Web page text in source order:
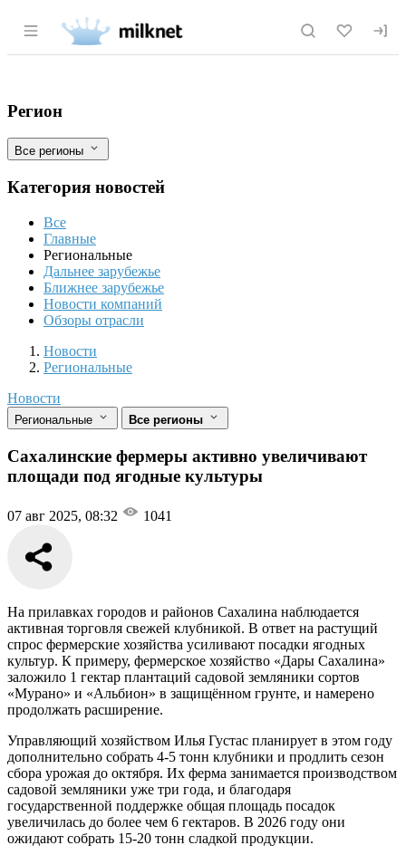
Раздел навигации по сайту milknet.ru
Сахалинские фермеры активно
Фильтры
Регион
Все регионы
Категория новостей
Все
Главные
Региональные
Дальнее зарубежье
Ближнее зарубежье
Новости компаний
Обзоры отрасли
Новости
Разделы
Новости
Региональные
Новости
Региональные Все регионы
Сахалинские фермеры активно увеличивают
площади под ягодные культуры
07 авг 2025, 08:32 1041
На прилавках городов и районов Сахалина наблюдается
активная торговля свежей клубникой. В ответ на растущий
спрос фермерские хозяйства усиливают посадки ягодных
культур. К примеру, фермерское хозяйство «Дары Сахалина»
заложило 1 гектар плантаций садовой земляники сортов
«Мурано» и «Альбион» в защищённом грунте, и намерено
продолжать расширение.
Управляющий хозяйством Илья Густас планирует в этом году
дополнительно собрать 4-5 тонн клубники и продлить сезон
сбора урожая до октября. Их ферма занимается производством
садовой земляники уже три года, и благодаря
государственной поддержке общая площадь посадок
увеличилась до более чем 6 гектаров. В 2026 году они
ожидают собрать 15-20 тонн сладкой продукции.